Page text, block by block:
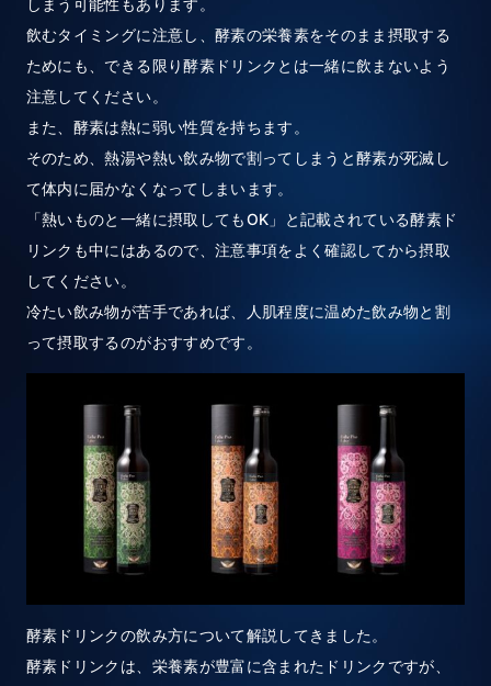
しまう可能性もあります。
飲むタイミングに注意し、酵素の栄養素をそのまま摂取する
ためにも、できる限り酵素ドリンクとは一緒に飲まないよう
注意してください。
また、酵素は熱に弱い性質を持ちます。
そのため、熱湯や熱い飲み物で割ってしまうと酵素が死滅し
て体内に届かなくなってしまいます。
「熱いものと一緒に摂取してもOK」と記載されている酵素ド
リンクも中にはあるので、注意事項をよく確認してから摂取
してください。
冷たい飲み物が苦手であれば、人肌程度に温めた飲み物と割
って摂取するのがおすすめです。
酵素ドリンクの飲み方について解説してきました。
酵素ドリンクは、栄養素が豊富に含まれたドリンクですが、